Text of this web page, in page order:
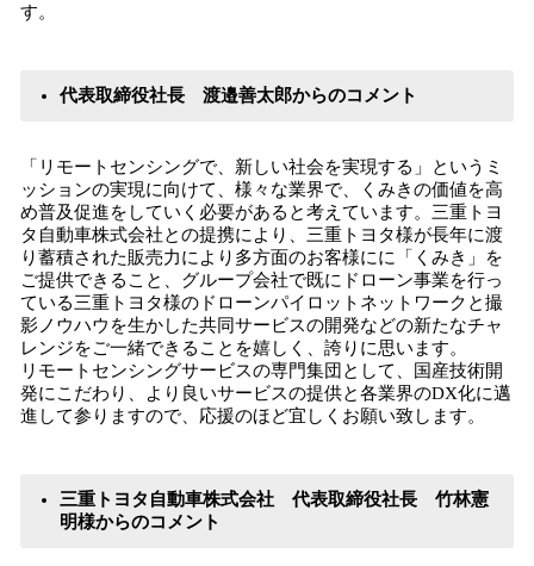
す。
代表取締役社長 渡邉善太郎からのコメント
「リモートセンシングで、新しい社会を実現する」というミ
ッションの実現に向けて、様々な業界で、くみきの価値を高
め普及促進をしていく必要があると考えています。三重トヨ
タ自動車株式会社との提携により、三重トヨタ様が長年に渡
り蓄積された販売力により多方面のお客様にに「くみき」を
ご提供できること、グループ会社で既にドローン事業を行っ
ている三重トヨタ様のドローンパイロットネットワークと撮
影ノウハウを生かした共同サービスの開発などの新たなチャ
レンジをご一緒できることを嬉しく、誇りに思います。
リモートセンシングサービスの専門集団として、国産技術開
発にこだわり、より良いサービスの提供と各業界のDX化に邁
進して参りますので、応援のほど宜しくお願い致します。
三重トヨタ自動車株式会社 代表取締役社長 竹林憲
明様からのコメント